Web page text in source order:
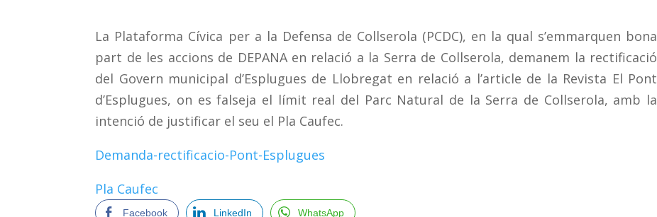
La Plataforma Cívica per a la Defensa de Collserola (PCDC), en la qual s’emmarquen bona
part de les accions de DEPANA en relació a la Serra de Collserola, demanem la rectificació
del Govern municipal d’Esplugues de Llobregat en relació a l’article de la Revista El Pont
d’Esplugues, on es falseja el límit real del Parc Natural de la Serra de Collserola, amb la
intenció de justificar el seu el Pla Caufec.
Demanda-rectificacio-Pont-Esplugues
Pla Caufec
Facebook LinkedIn WhatsApp